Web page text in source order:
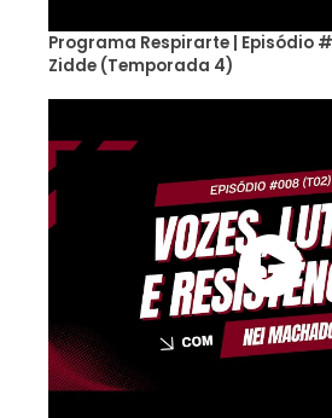
Programa Respirarte | Episódio
Zidde (Temporada 4)